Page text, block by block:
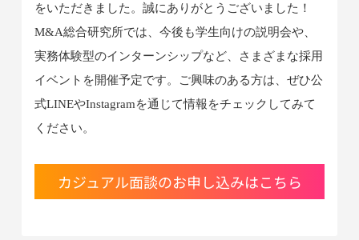
をいただきました。誠にありがとうございました！
M&A総合研究所では、今後も学生向けの説明会や、
実務体験型のインターンシップなど、さまざまな採用
イベントを開催予定です。ご興味のある方は、ぜひ公
式LINEやInstagramを通じて情報をチェックしてみて
ください。
カジュアル面談のお申し込みはこちら